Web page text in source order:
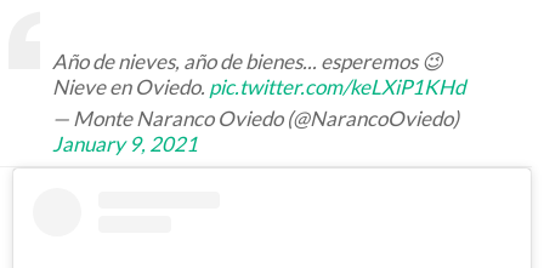
Año de nieves, año de bienes... esperemos 😉
Nieve en Oviedo. pic.twitter.com/keLXiP1KHd
— Monte Naranco Oviedo (@NarancoOviedo)
January 9, 2021